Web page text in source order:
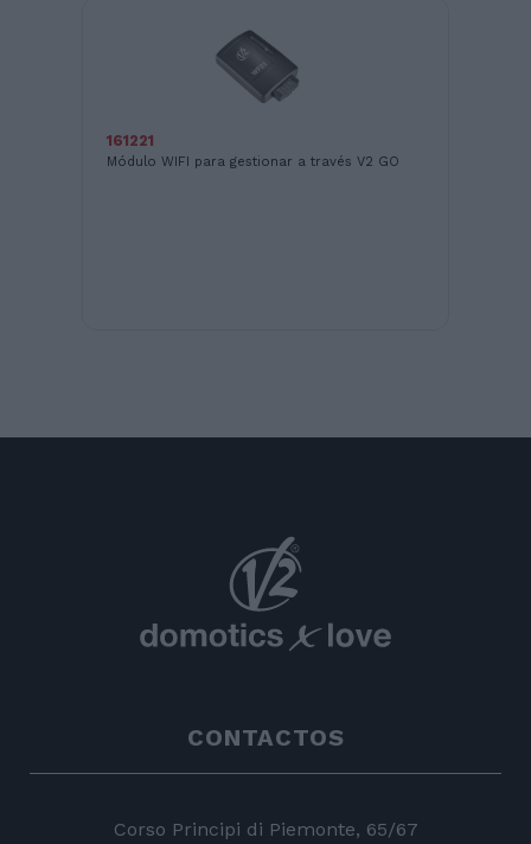
161221
Módulo WIFI para gestionar a través V2 GO
CONTACTOS
Corso Principi di Piemonte, 65/67